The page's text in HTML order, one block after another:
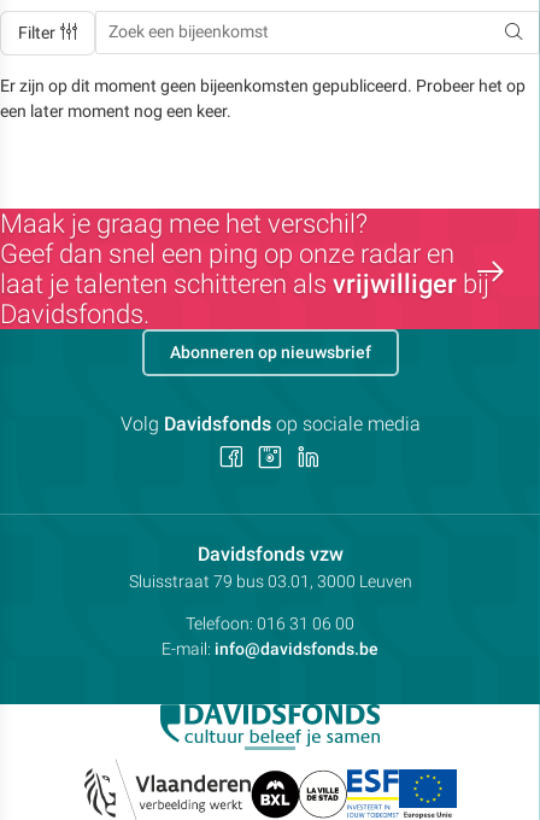
Filter
Er zijn op dit moment geen bijeenkomsten gepubliceerd. Probeer het op
een later moment nog een keer.
Maak je graag mee het verschil?
Geef dan snel een ping op onze radar en
laat je talenten schitteren als vrijwilliger bij
Davidsfonds.
Davidsfonds vzwContactpersoon:
Adres:
Sluisstraat 79 bus 03.01, 3000 Leuven
Telefoon: 016 31 06 00
E-mail: info@davidsfonds.be
Abonneren op nieuwsbrief
Volg Davidsfondsop sociale media
Volg Volg